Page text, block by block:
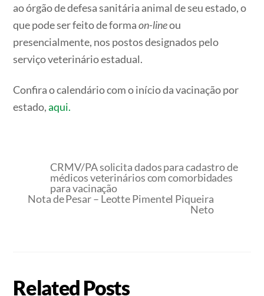
ao órgão de defesa sanitária animal de seu estado, o
que pode ser feito de formaon-lineou
presencialmente, nos postos designados pelo
serviço veterinário estadual.
Confira o calendário com o início da vacinação por
estado,aqui.
CRMV/PA solicita dados para cadastro de
médicos veterinários com comorbidades
para vacinação
Nota de Pesar – Leotte Pimentel Piqueira
Neto
Related Posts